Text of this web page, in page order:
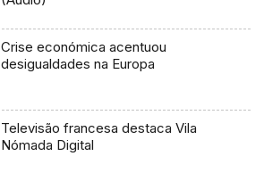
Crise económica acentuou
desigualdades na Europa
Televisão francesa destaca Vila
Nómada Digital